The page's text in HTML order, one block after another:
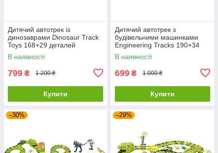
Дитячий автотрек із
динозаврами Dinosaur Track
Toys 168+29 деталей
В наявності
799 ₴ 1 200 ₴
Купити
Дитячий автотрек з
будівельними машинками
Engineering Tracks 190+34
деталей
В наявності
699 ₴ 1 000 ₴
Купити
–30% –29%